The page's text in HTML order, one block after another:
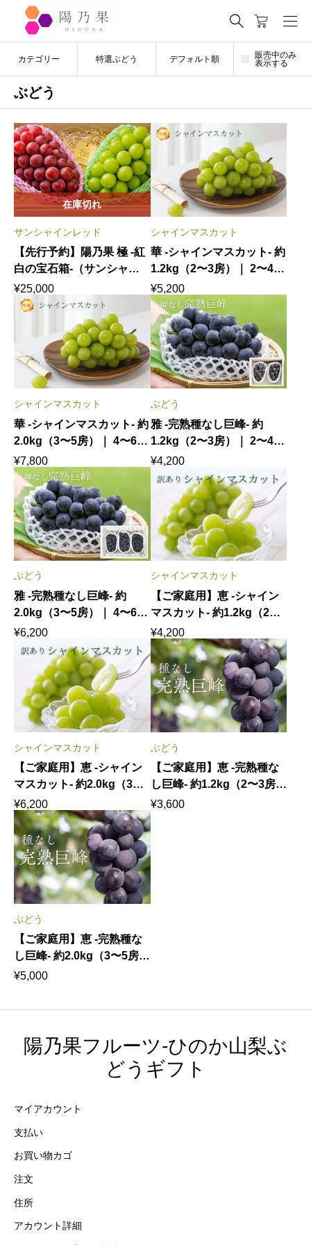
カテゴリー 特選ぶどう デフォルト順
販売中のみ
表示する
ぶどう
サンシャインレッド
【先行予約】陽乃果 極 -紅
白の宝石箱-（サンシャイ
ンレッド＆シャインマスカ
ット） 8月下旬〜9月上旬
¥25,000
在庫切れ
シャインマスカット
華 -シャインマスカット- 約
1.2kg（2〜3房）｜ 2〜4名
様で愉しむ気品あふれる旬
の輝き 8月下旬〜9月下旬
発送
¥5,200
シャインマスカット
華 -シャインマスカット- 約
2.0kg（3〜5房）｜ 4〜6名
様で心ゆくまで味わう気品
あふれる贅沢 8月下旬〜9
月下旬発送
¥7,800
ぶどう
雅 -完熟種なし巨峰- 約
1.2kg（2〜3房）｜ 2〜4名
様で愉しむ旬のひととき
8月上中旬発送
¥4,200
ぶどう
雅 -完熟種なし巨峰- 約
2.0kg（3〜5房）｜ 4〜6名
様で心ゆくまで味わう旬の
贅沢 8月上中旬発送
¥6,200
シャインマスカット
【ご家庭用】恵 -シャイン
マスカット- 約1.2kg（2〜3
房）｜ 不揃いだから気兼ね
なく。2〜4名様で愉しむ旬
の輝き 8月下旬〜9月下旬
発送
¥4,200
シャインマスカット
【ご家庭用】恵 -シャイン
マスカット- 約2.0kg（3〜5
房）｜ 不揃いだから気兼ね
なく。4〜6名様でたっぷり
頬張る旬の輝き 8月下
旬〜9月下旬発送
¥6,200
ぶどう
【ご家庭用】恵 -完熟種な
し巨峰- 約1.2kg（2〜3房）
｜ 味わいそのまま。陽乃果
の巨峰を気兼ねなく 8月
上中旬発送
¥3,600
ぶどう
【ご家庭用】恵 -完熟種な
し巨峰- 約2.0kg（3〜5房）
｜ 家族みんなで楽しむ、た
¥5,000
陽乃果フルーツ-ひのか山梨ぶ
どうギフト
マイアカウント
支払い
お買い物カゴ
注文
住所
アカウント詳細